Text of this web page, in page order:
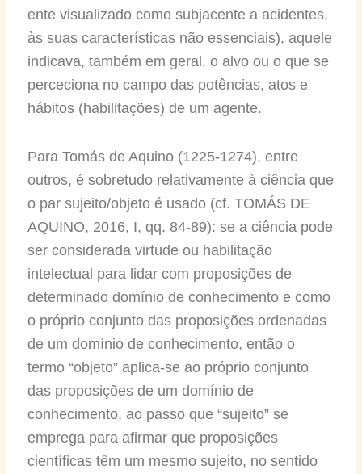
ente visualizado como subjacente a acidentes,
às suas características não essenciais), aquele
indicava, também em geral, o alvo ou o que se
perceciona no campo das potências, atos e
hábitos (habilitações) de um agente.
Para Tomás de Aquino (1225-1274), entre
outros, é sobretudo relativamente à ciência que
o par sujeito/objeto é usado (cf. TOMÁS DE
AQUINO, 2016, I, qq. 84-89): se a ciência pode
ser considerada virtude ou habilitação
intelectual para lidar com proposições de
determinado domínio de conhecimento e como
o próprio conjunto das proposições ordenadas
de um domínio de conhecimento, então o
termo “objeto” aplica-se ao próprio conjunto
das proposições de um domínio de
conhecimento, ao passo que “sujeito” se
emprega para afirmar que proposições
científicas têm um mesmo sujeito, no sentido